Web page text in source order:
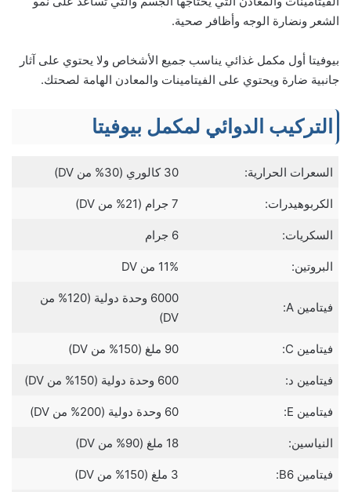
الشعر ونضارة الوجه وأظافر صحية.
بيوفيتا أول مكمل غذائي يناسب جميع الأشخاص ولا يحتوي على آثار
جانبية ضارة ويحتوي على الفيتامينات والمعادن الهامة لصحتك.
التركيب الدوائي لمكمل بيوفيتا
السعرات الحرارية: 30 كالوري (30% من DV)
الكربوهيدرات: 7 جرام (21% من DV)
السكريات: 6 جرام
البروتين: 11% من DV
فيتامين A:
6000 وحدة دولية (120% من
DV)
فيتامين C: 90 ملغ (150% من DV)
فيتامين د: 600 وحدة دولية (150% من DV)
فيتامين E: 60 وحدة دولية (200% من DV)
النياسين: 18 ملغ (90% من DV)
فيتامين B6: 3 ملغ (150% من DV)